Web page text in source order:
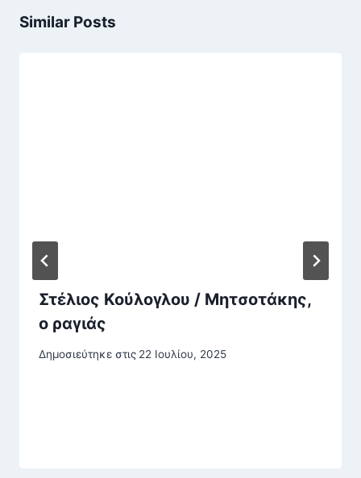
Similar Posts
Στέλιος Κούλογλου / Μητσοτάκης,
ο ραγιάς
Δημοσιεύτηκε στις 22 Ιουλίου, 2025